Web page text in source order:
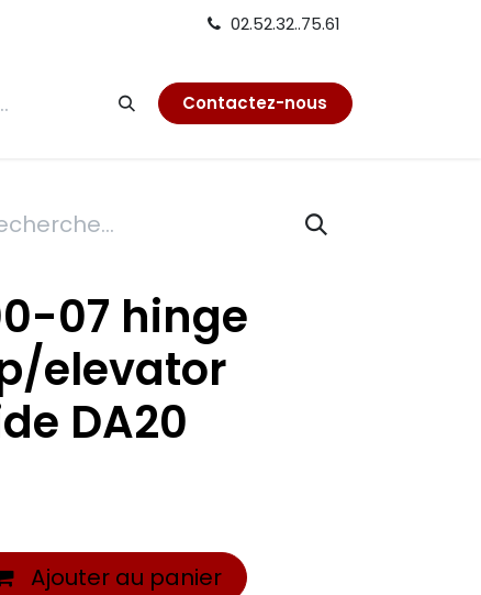
02.52.32..75.61
Contactez-nous
07 hinge
elevator
DA20
Ajouter au panier